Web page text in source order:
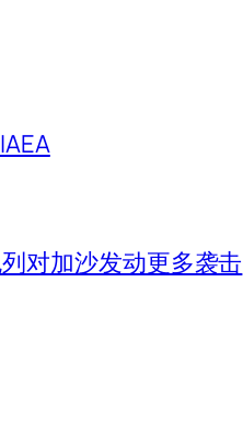
对加沙发动更多袭击